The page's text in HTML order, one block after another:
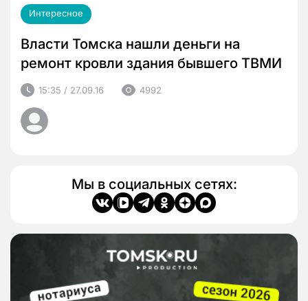
Интересное
Власти Томска нашли деньги на
ремонт кровли здания бывшего ТВМИ
15:35 / 27.09.16 4992
Мы в социальных сетях: